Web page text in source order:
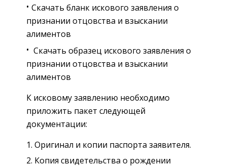
Скачать бланк искового заявления о
признании отцовства и взыскании
алиментов
Скачать образец искового заявления о
признании отцовства и взыскании
алиментов
К исковому заявлению необходимо
приложить пакет следующей
документации:
Оригинал и копии паспорта заявителя.
Копия свидетельства о рождении